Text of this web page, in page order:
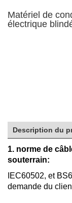
Matériel de
électrique
Description du
1. norme de
souterrain:
IEC60502, et
demande du